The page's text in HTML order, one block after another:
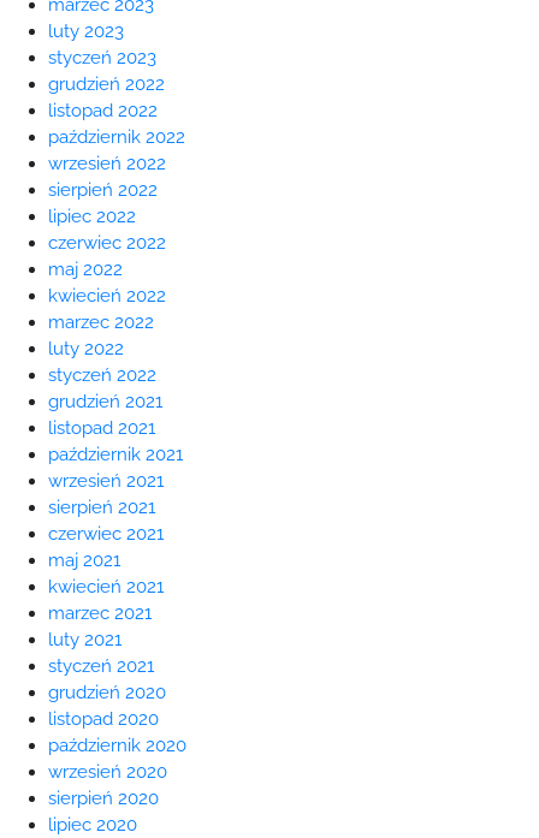
marzec 2023
luty 2023
styczeń 2023
grudzień 2022
listopad 2022
październik 2022
wrzesień 2022
sierpień 2022
lipiec 2022
czerwiec 2022
maj 2022
kwiecień 2022
marzec 2022
luty 2022
styczeń 2022
grudzień 2021
listopad 2021
październik 2021
wrzesień 2021
sierpień 2021
czerwiec 2021
maj 2021
kwiecień 2021
marzec 2021
luty 2021
styczeń 2021
grudzień 2020
listopad 2020
październik 2020
wrzesień 2020
sierpień 2020
lipiec 2020